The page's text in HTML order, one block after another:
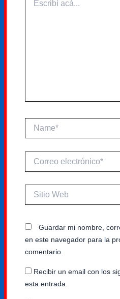
acá...
Name*
electrónico*
Web
Guardar mi nombre,
en este navegador para la
comentario.
Recibir un email con los
esta entrada.